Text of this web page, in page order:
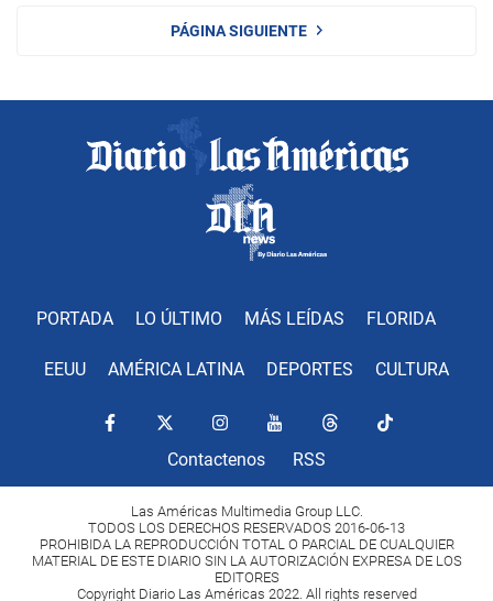
PÁGINA SIGUIENTE
PORTADA LO ÚLTIMO MÁS LEÍDAS FLORIDA
EEUU AMÉRICA LATINA DEPORTES CULTURA
Contactenos RSS
Las Américas Multimedia Group LLC.
TODOS LOS DERECHOS RESERVADOS 2016-06-13
PROHIBIDA LA REPRODUCCIÓN TOTAL O PARCIAL DE CUALQUIER
MATERIAL DE ESTE DIARIO SIN LA AUTORIZACIÓN EXPRESA DE LOS
EDITORES
Copyright Diario Las Américas 2022. All rights reserved